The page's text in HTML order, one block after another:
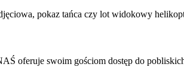
pokaz tańca czy lot widokowy
oferuje swoim gościom dostęp do